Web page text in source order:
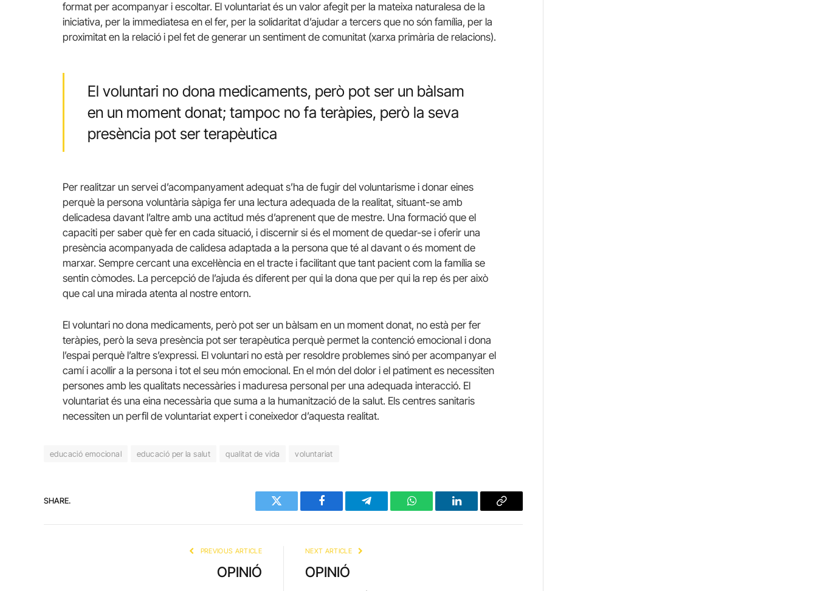
format per acompanyar i escoltar. El voluntariat és un valor afegit per la mateixa naturalesa de la
iniciativa, per la immediatesa en el fer, per la solidaritat d’ajudar a tercers que no són família, per la
proximitat en la relació i pel fet de generar un sentiment de comunitat (xarxa primària de relacions).
El voluntari no dona medicaments, però pot ser un bàlsam
en un moment donat; tampoc no fa teràpies, però la seva
presència pot ser terapèutica
Per realitzar un servei d’acompanyament adequat s’ha de fugir del voluntarisme i donar eines
perquè la persona voluntària sàpiga fer una lectura adequada de la realitat, situant-se amb
delicadesa davant l’altre amb una actitud més d’aprenent que de mestre. Una formació que el
capaciti per saber què fer en cada situació, i discernir si és el moment de quedar-se i oferir una
presència acompanyada de calidesa adaptada a la persona que té al davant o és moment de
marxar. Sempre cercant una excel·lència en el tracte i facilitant que tant pacient com la família se
sentin còmodes. La percepció de l’ajuda és diferent per qui la dona que per qui la rep és per això
que cal una mirada atenta al nostre entorn.
El voluntari no dona medicaments, però pot ser un bàlsam en un moment donat, no està per fer
teràpies, però la seva presència pot ser terapèutica perquè permet la contenció emocional i dona
l’espai perquè l’altre s’expressi. El voluntari no està per resoldre problemes sinó per acompanyar el
camí i acollir a la persona i tot el seu món emocional. En el món del dolor i el patiment es necessiten
persones amb les qualitats necessàries i maduresa personal per una adequada interacció. El
voluntariat és una eina necessària que suma a la humanització de la salut. Els centres sanitaris
necessiten un perfil de voluntariat expert i coneixedor d’aquesta realitat.
educació emocional educació per la salut qualitat de vida voluntariat
SHARE.
Twitter Facebook Telegram WhatsAppLinkedIn Copy
PREVIOUS ARTICLE
OPINIÓ
NEXT ARTICLE
OPINIÓ